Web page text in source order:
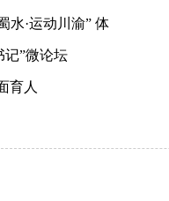
水·运动川渝” 体
记”微论坛
育人